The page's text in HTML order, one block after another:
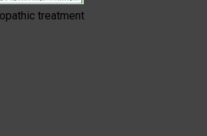
treatment